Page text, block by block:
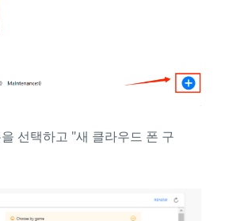
선택하고 "새 클라우드 폰 구